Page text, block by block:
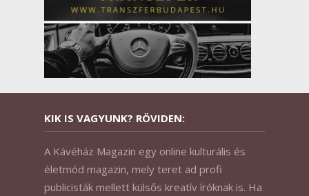
KIK IS VAGYUNK? RÖVIDEN:
A Kávéház Magazin egy online kulturális és
életmód magazin, mely teret ad profi
publicisták mellett külsős kreatív íróknak is. Ha